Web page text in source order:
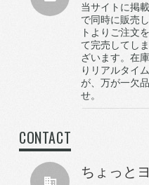
当サイトに掲
で同時に販売
トよりご注文
て完売してし
ざいます。在
りリアルタイ
が、万が一欠
せ。
CONTACT
ちょっと